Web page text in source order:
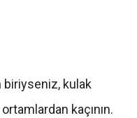
biriyseniz, kulak
kaçının.